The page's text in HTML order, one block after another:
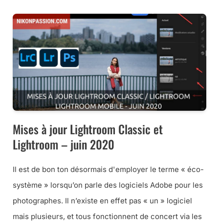
Mises à jour Lightroom Classic et
Lightroom – juin 2020
Il est de bon ton désormais d'employer le terme « éco-
système » lorsqu’on parle des logiciels Adobe pour les
photographes. Il n’existe en effet pas « un » logiciel
mais plusieurs, et tous fonctionnent de concert via les